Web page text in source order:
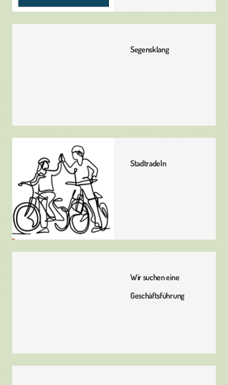
Segensklang
Stadtradeln
Wir suchen eine
Geschäftsführung